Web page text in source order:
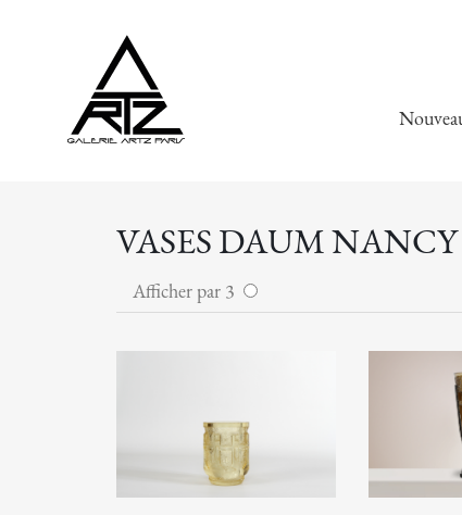
VASES DAUM
Afficher par 3